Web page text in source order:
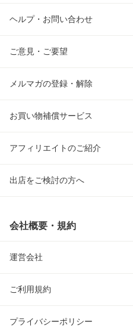
ヘルプ・お問い合わせ
ご意見・ご要望
メルマガの登録・解除
お買い物補償サービス
アフィリエイトのご紹介
出店をご検討の方へ
会社概要・規約
運営会社
ご利用規約
プライバシーポリシー